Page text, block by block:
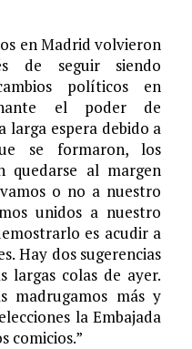
en Madrid volvieron
de seguir siendo
políticos en
el poder de
larga espera debido a
se formaron, los
quedarse al margen
o no a nuestro
unidos a nuestro
es acudir a
Hay dos sugerencias
largas colas de ayer.
madrugamos más y
la Embajada
comicios.”